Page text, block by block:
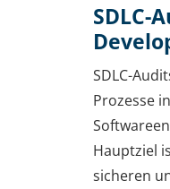
SDLC-
SDLC-
Prozesse in
Hauptziel
sicheren